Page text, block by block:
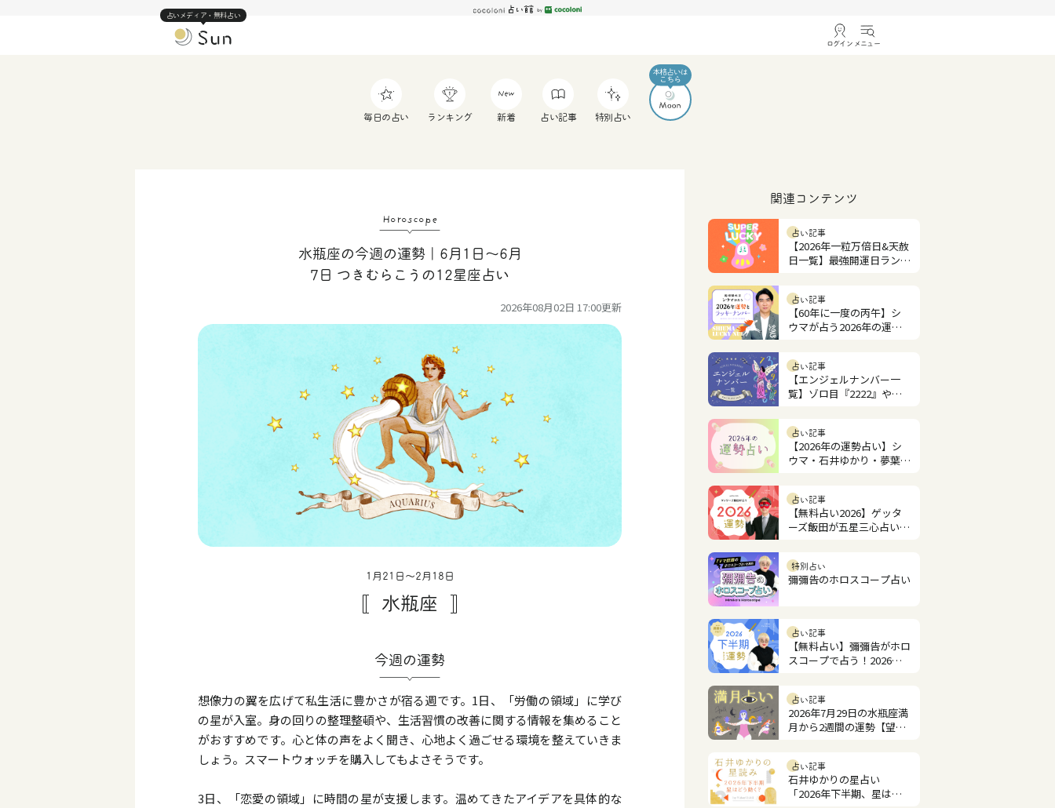
占いメディア・無料占い
ログイン メニュー
毎日の占い ランキング 新着 占い記事 特別占い
Horoscope
水瓶座の今週の運勢｜6月1日〜6月
7日 つきむらこうの12星座占い
2026年08月02日 17:00更新
1月21日〜2月18日
水瓶座
今週の運勢
想像力の翼を広げて私生活に豊かさが宿る週です。1日、「労働の領域」に学び
の星が入室。身の回りの整理整頓や、生活習慣の改善に関する情報を集めること
がおすすめです。心と体の声をよく聞き、心地よく過ごせる環境を整えていきま
しょう。スマートウォッチを購入してもよさそうです。
3日、「恋愛の領域」に時間の星が支援します。温めてきたアイデアを具体的な
関連コンテンツ
占い記事
【2026年一粒万倍日&天赦
日一覧】最強開運日ランキ
占い記事
【60年に一度の丙午】シ
ウマが占う2026年の運勢
占い記事
【エンジェルナンバー一
覧】ゾロ目『2222』やツ
占い記事
【2026年の運勢占い】シ
ウマ・石井ゆかり・夢葉ね
占い記事
【無料占い2026】ゲッタ
ーズ飯田が五星三心占いで
特別占い
彌彌告のホロスコープ占い
占い記事
【無料占い】彌彌告がホロ
スコープで占う！2026年
占い記事
2026年7月29日の水瓶座満
月から2週間の運勢【望月
占い記事
石井ゆかりの星占い
「2026年下半期、星はど